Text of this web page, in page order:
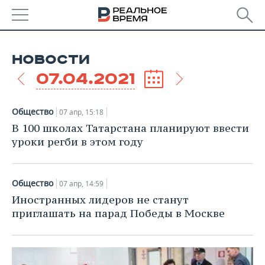
УДМУРТИЯ
НОВОСТИ
НОВОСТИ АНАЛИТИКИ
ДЕКЛАРАЦИИ О ДОХОДАХ
КОРОЛИ ГОСЗАКАЗА ПФО
ВУЗЫ ТАТАРСТАНА
КОМУ ПРИНАДЛЕЖАТ
ТАТАРСТАНА
ЭКОНОМИКА
НОВОСТИ ЭКОНОМИКИ
ФИНАНСЫ
БАНКИ
БЮДЖЕТ
НОВОСТИ
ПРОМЫШЛЕННОСТИ
АГРОПРОМ
НЕДВИЖИМОСТЬ
НОВОСТИ НЕДВИЖИМОСТИ
АВТО
НОВОСТИ АВТО
БИЗНЕС
НОВОСТИ БИЗНЕСА
НОВОСТИ
07.04.2021
Общество 07 апр, 15:18
В 100 школах Татарстана планируют ввести
уроки регби в этом году
Общество 07 апр, 14:59
Иностранных лидеров не станут
приглашать на парад Победы в Москве